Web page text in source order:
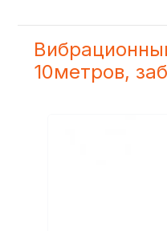
10метров,